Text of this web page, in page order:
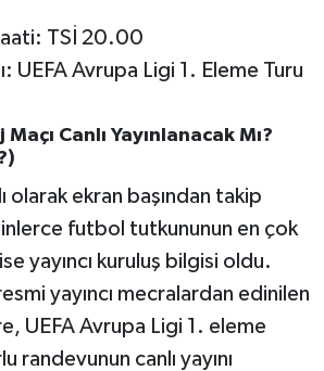
TSİ 20.00
UEFA Avrupa Ligi 1. Eleme Turu
Canlı Yayınlanacak Mı?
olarak ekran başından takip
futbol tutkununun en çok
yayıncı kuruluş bilgisi oldu.
yayıncı mecralardan edinilen
UEFA Avrupa Ligi 1. eleme
randevunun canlı yayını